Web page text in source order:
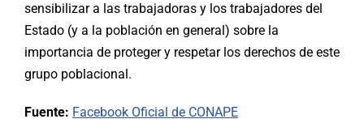
sensibilizar a las trabajadoras y los trabajadores del
Estado (y a la población en general) sobre la
importancia de proteger y respetar los derechos de este
grupo poblacional.
Fuente: Facebook Oficial de CONAPE